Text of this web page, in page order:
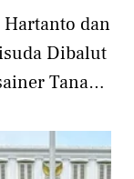
dan
Dibalut
Tanah